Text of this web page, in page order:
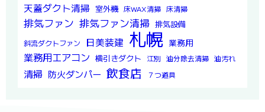
天蓋ダクト清掃 室外機 床WAX清掃 床清掃
排気ファン 排気ファン清掃 排気設備
斜流ダクトファン 日美装建 札幌 業務用
業務用エアコン 横引きダクト 江別 油分除去清掃 油汚れ
清掃 防火ダンパー 飲食店 ７つ道具